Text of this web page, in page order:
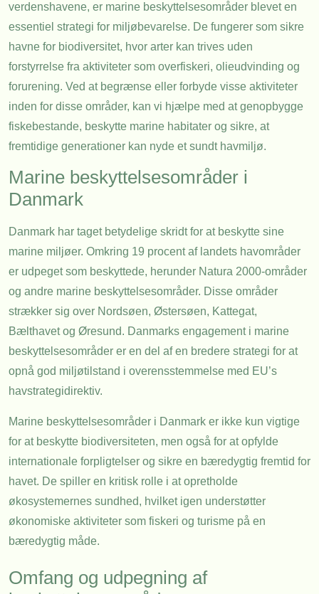
verdenshavene, er marine beskyttelsesområder blevet en
essentiel strategi for miljøbevarelse. De fungerer som sikre
havne for biodiversitet, hvor arter kan trives uden
forstyrrelse fra aktiviteter som overfiskeri, olieudvinding og
forurening. Ved at begrænse eller forbyde visse aktiviteter
inden for disse områder, kan vi hjælpe med at genopbygge
fiskebestande, beskytte marine habitater og sikre, at
fremtidige generationer kan nyde et sundt havmiljø.
Marine beskyttelsesområder i
Danmark
Danmark har taget betydelige skridt for at beskytte sine
marine miljøer. Omkring 19 procent af landets havområder
er udpeget som beskyttede, herunder Natura 2000-områder
og andre marine beskyttelsesområder. Disse områder
strækker sig over Nordsøen, Østersøen, Kattegat,
Bælthavet og Øresund. Danmarks engagement i marine
beskyttelsesområder er en del af en bredere strategi for at
opnå god miljøtilstand i overensstemmelse med EU’s
havstrategidirektiv.
Marine beskyttelsesområder i Danmark er ikke kun vigtige
for at beskytte biodiversiteten, men også for at opfylde
internationale forpligtelser og sikre en bæredygtig fremtid for
havet. De spiller en kritisk rolle i at opretholde
økosystemernes sundhed, hvilket igen understøtter
økonomiske aktiviteter som fiskeri og turisme på en
bæredygtig måde.
Omfang og udpegning af